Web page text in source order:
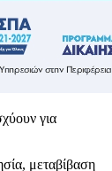
για